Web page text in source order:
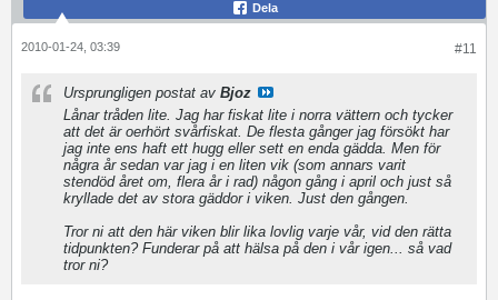
Dela
#11
2010-01-24, 03:39
Ursprungligen postat av Bjoz
Lånar tråden lite. Jag har fiskat lite i norra vättern och tycker
att det är oerhört svårfiskat. De flesta gånger jag försökt har
jag inte ens haft ett hugg eller sett en enda gädda. Men för
några år sedan var jag i en liten vik (som annars varit
stendöd året om, flera år i rad) någon gång i april och just så
kryllade det av stora gäddor i viken. Just den gången.
Tror ni att den här viken blir lika lovlig varje vår, vid den rätta
tidpunkten? Funderar på att hälsa på den i vår igen... så vad
tror ni?